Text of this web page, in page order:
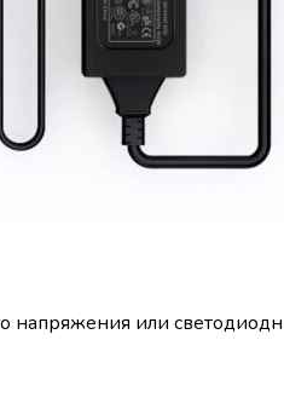
напряжения или